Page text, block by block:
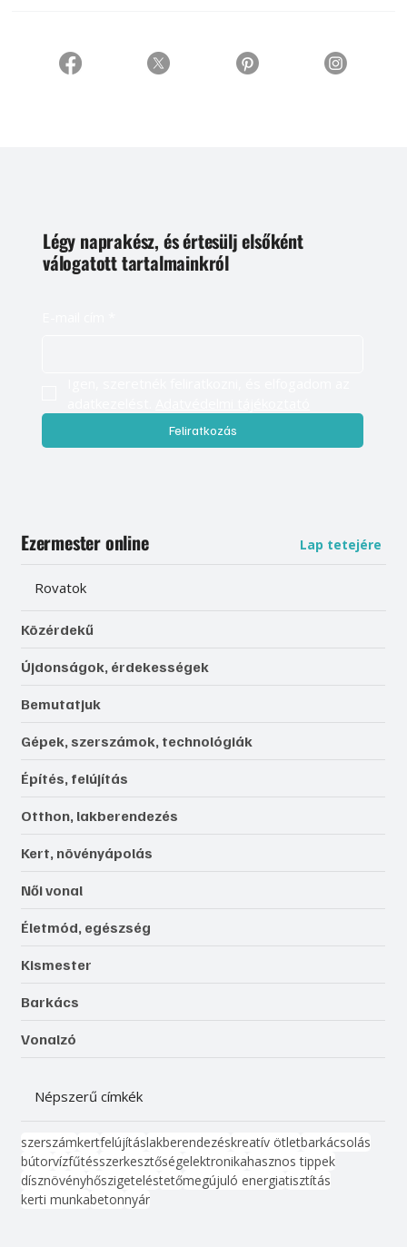
Légy naprakész, és értesülj elsőként
válogatott tartalmainkról
Feliratkozás
Ezermester online Lap tetejére
Rovatok
Közérdekű
Újdonságok, érdekességek
Bemutatjuk
Gépek, szerszámok, technológiák
Építés, felújítás
Otthon, lakberendezés
Kert, növényápolás
Női vonal
Életmód, egészség
Kismester
Barkács
Vonalzó
Népszerű címkék
szerszámkertfelújításlakberendezéskreatív ötletbarkácsolás
bútorvízfűtésszerkesztőségelektronikahasznos tippek
dísznövényhőszigeteléstetőmegújuló energiatisztítás
kerti munkabetonnyár